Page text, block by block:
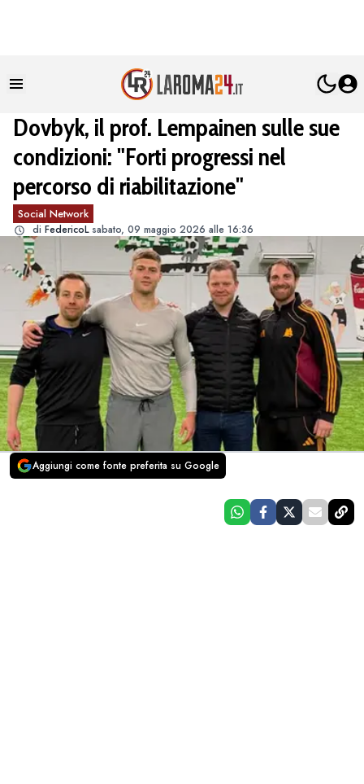
Dovbyk, il prof. Lempainen sulle sue
condizioni: "Forti progressi nel
percorso di riabilitazione"
Social Network
di FedericoL sabato, 09 maggio 2026 alle 16:36
Aggiungi come fonte preferita su Google